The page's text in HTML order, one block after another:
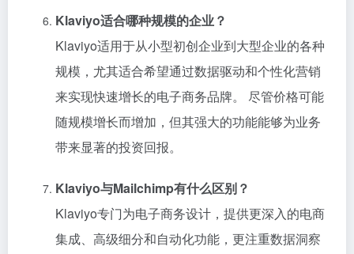
Klaviyo适合哪种规模的企业？
Klaviyo适用于从小型初创企业到大型企业的各种
规模，尤其适合希望通过数据驱动和个性化营销
来实现快速增长的电子商务品牌。 尽管价格可能
随规模增长而增加，但其强大的功能能够为业务
带来显著的投资回报。
Klaviyo与Mailchimp有什么区别？
Klaviyo专门为电子商务设计，提供更深入的电商
集成、高级细分和自动化功能，更注重数据洞察